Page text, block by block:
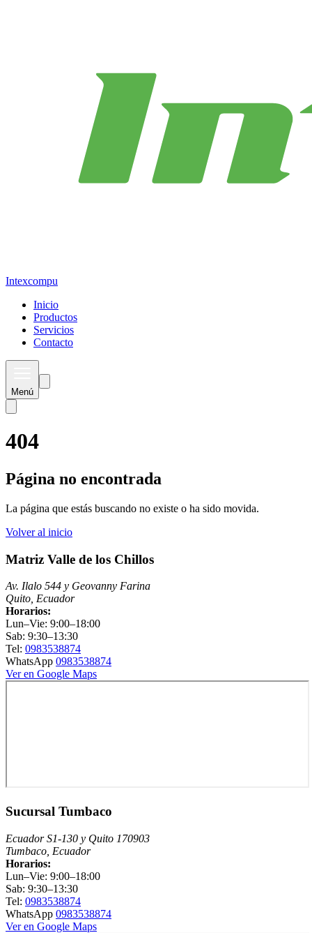
Intexcompu
Inicio
Productos
Servicios
Contacto
Menú
404
Página no encontrada
La página que estás buscando no existe o ha sido movida.
Volver al inicio
Matriz Valle de los Chillos
Av. Ilalo 544 y Geovanny Farina
Quito, Ecuador
Horarios:
Lun–Vie: 9:00–18:00
Sab: 9:30–13:30
Tel: 0983538874
WhatsApp 0983538874
Ver en Google Maps
Sucursal Tumbaco
Ecuador S1-130 y Quito 170903
Tumbaco, Ecuador
Horarios:
Lun–Vie: 9:00–18:00
Sab: 9:30–13:30
Tel: 0983538874
WhatsApp 0983538874
Ver en Google Maps